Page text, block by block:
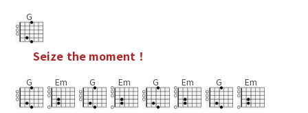
G
Seize the moment ！
G Em G Em G Em G Em